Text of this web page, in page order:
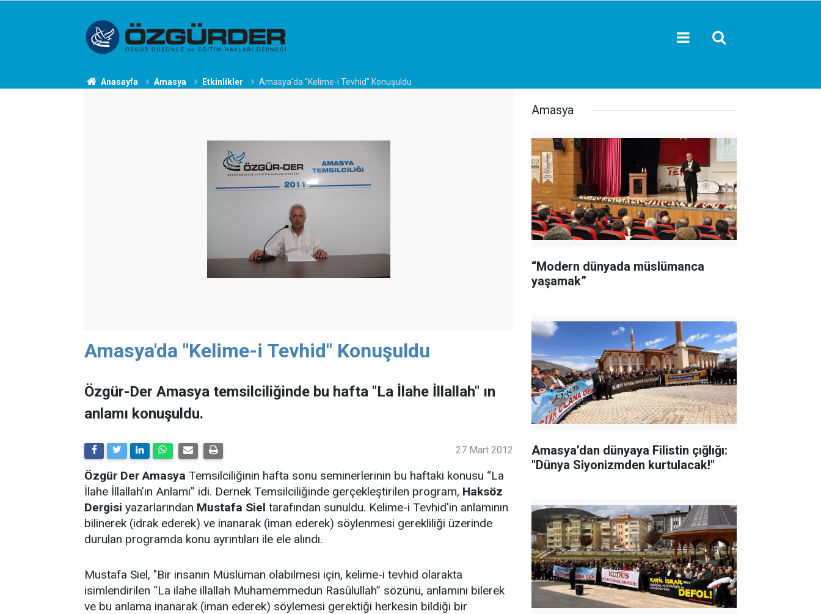
Anasayfa Amasya Etkinlikler Amasya'da "Kelime-i Tevhid" Konuşuldu
Amasya'da "Kelime-i Tevhid" Konuşuldu
Özgür-Der Amasya temsilciliğinde bu hafta "La İlahe İllallah" ın
anlamı konuşuldu.
27 Mart 2012
Özgür Der Amasya Temsilciliğinin hafta sonu seminerlerinin bu haftaki konusu “La
İlahe İllallah’ın Anlamı” idi. Dernek Temsilciliğinde gerçekleştirilen program, Haksöz
Dergisi yazarlarından Mustafa Siel tarafından sunuldu. Kelime-i Tevhid'in anlamının
bilinerek (idrak ederek) ve inanarak (iman ederek) söylenmesi gerekliliği üzerinde
durulan programda konu ayrıntıları ile ele alındı.
Mustafa Siel, "Bir insanın Müslüman olabilmesi için, kelime-i tevhid olarakta
isimlendirilen “La ilahe illallah Muhamemmedun Rasûlullah” sözünü, anlamını bilerek
ve bu anlama inanarak (iman ederek) söylemesi gerektiği herkesin bildiği bir
Amasya
“Modern dünyada müslümanca
yaşamak”
Amasya’dan dünyaya Filistin çığlığı:
"Dünya Siyonizmden kurtulacak!"